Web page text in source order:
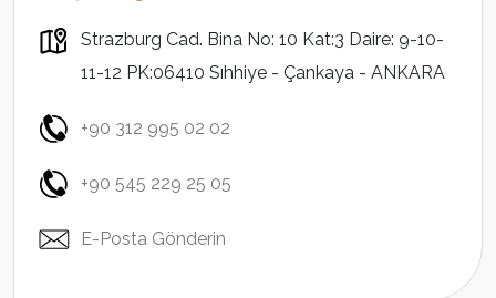
Strazburg Cad. Bina No: 10 Kat:3 Daire: 9-10-
11-12 PK:06410 Sıhhiye - Çankaya - ANKARA
+90 312 995 02 02
+90 545 229 25 05
E-Posta Gönderin